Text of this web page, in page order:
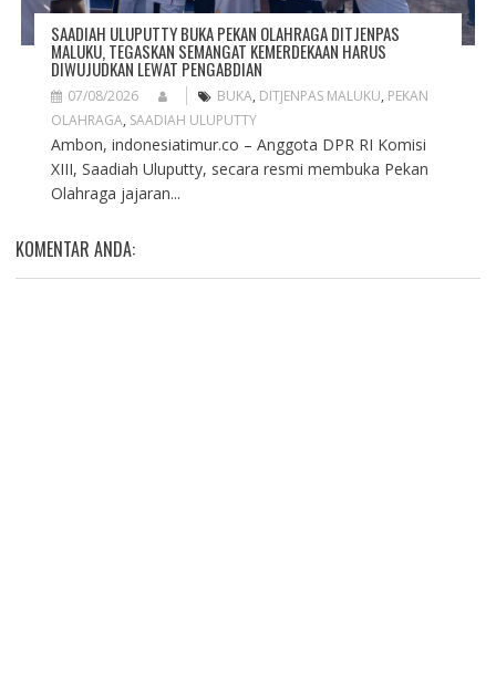
SAADIAH ULUPUTTY BUKA PEKAN OLAHRAGA DITJENPAS
MALUKU, TEGASKAN SEMANGAT KEMERDEKAAN HARUS
DIWUJUDKAN LEWAT PENGABDIAN
07/08/2026 BUKA, DITJENPAS MALUKU, PEKAN
OLAHRAGA, SAADIAH ULUPUTTY
Ambon, indonesiatimur.co – Anggota DPR RI Komisi
XIII, Saadiah Uluputty, secara resmi membuka Pekan
Olahraga jajaran...
KOMENTAR ANDA: